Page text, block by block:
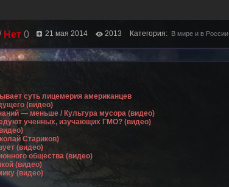
Нет 0 21 мая 2014 2013 Категория: В мире и в России
суть лицемерия американцев
(видео)
— меньше / Культура мусора (видео)
ученных, изучающих ГМО? (видео)
Стариков)
(видео)
общества (видео)
(видео)
(видео)